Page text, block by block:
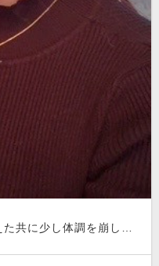
ので配信が出来なくて今日は久々の配信になります